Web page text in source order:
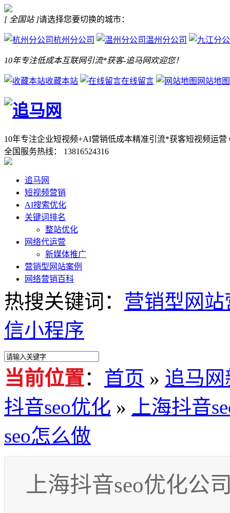
[ 全国站 ]请选择您要切换的城市：
杭州分公司 温州分公司
10年专注低成本互联网引流*获客-追马网欢迎您！
收藏本站 在线留言 网站地图
10年专注企业短视频+AI营销低成本精准引流*获客短视频运营
全国服务热线： 13816524316
追马网
短视频营销
AI搜索优化
关键词排名
整站优化
网络代运营
新媒体推广
营销型网站案例
网络营销百科
热搜关键词： 营销型网站
信小程序
当前位置： 首页 » 追马
抖音seo优化 »
上海抖音
seo怎么做
上海抖音seo优化公